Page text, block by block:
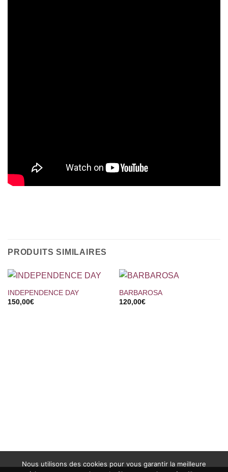
PRODUITS SIMILAIRES
INDEPENDENCE DAY
150,00€
BARBAROSA
120,00€
Nous utilisons des cookies pour vous garantir la meilleure